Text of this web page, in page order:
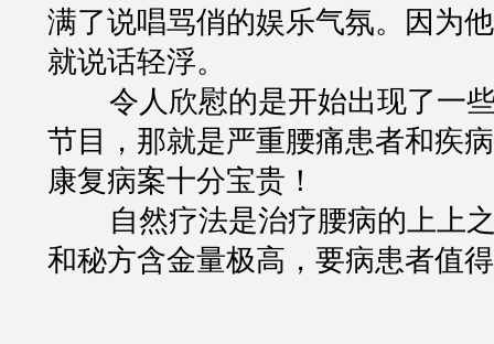
满了说唱骂俏的娱乐气氛。因为
就说话轻浮。
令人欣慰的是开始出现了一
节目，那就是严重腰痛患者和疾
康复病案十分宝贵！
自然疗法是治疗腰病的上上
和秘方含金量极高，要病患者值